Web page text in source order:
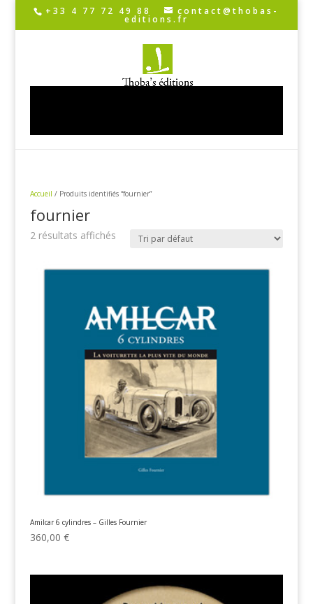
+33 4 77 72 49 88 contact@thobas-
editions.fr
Accueil / Produits identifiés “fournier”
fournier
2 résultats affichés
Amilcar 6 cylindres – Gilles Fournier
360,00 €